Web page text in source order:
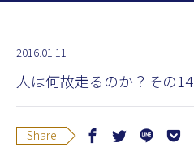
2016.01.11
人は何故走るのか？その14
Share